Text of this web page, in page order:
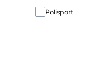
MarkaPolisport